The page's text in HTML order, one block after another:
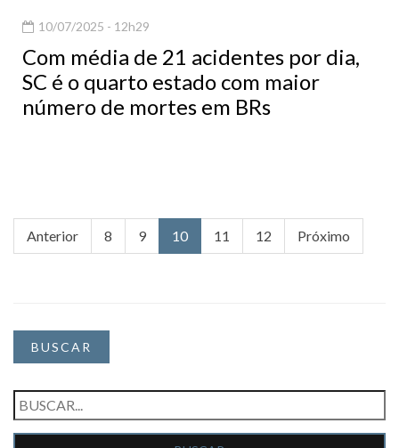
10/07/2025 - 12h29
Com média de 21 acidentes por dia,
SC é o quarto estado com maior
número de mortes em BRs
Anterior 8 9 10 11 12 Próximo
BUSCAR